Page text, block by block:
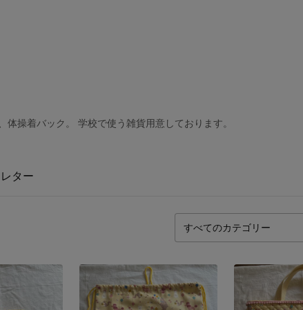
体操着バック。 学校で使う雑貨用意しております。
レター